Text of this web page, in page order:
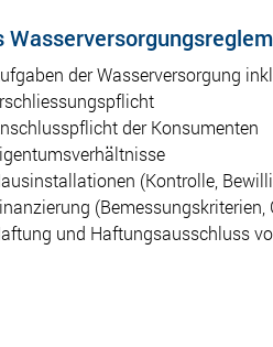
der Wasserversorgung
der Konsumenten
(Kontrolle,
(Bemessungskriterien,
und Haftungsausschluss